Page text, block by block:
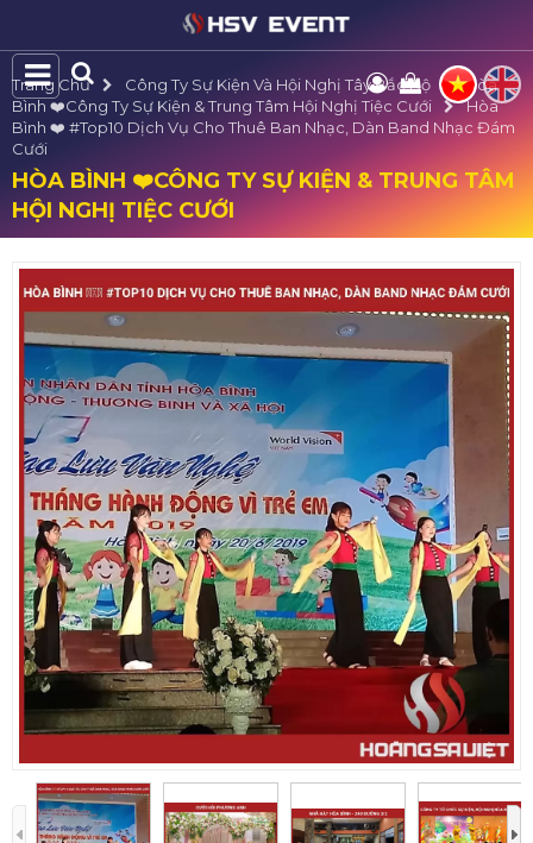
Trang Chủ Công Ty Sự Kiện Và Hội Nghị Tây Bắc Bộ
Hòa
Bình ❤️️Công Ty Sự Kiện & Trung Tâm Hội Nghị Tiệc Cưới
Hòa
Bình ❤️️ #top10 Dịch Vụ Cho Thuê Ban Nhạc, Dàn Band Nhạc Đám
Cưới
HÒA BÌNH ❤️️CÔNG TY SỰ KIỆN & TRUNG TÂM
HỘI NGHỊ TIỆC CƯỚI